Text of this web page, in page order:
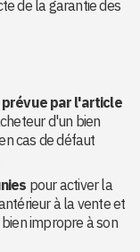
de la garantie des
prévue par l'article
d'un bien
cas de défaut
pour activer la
à la vente et
impropre à son